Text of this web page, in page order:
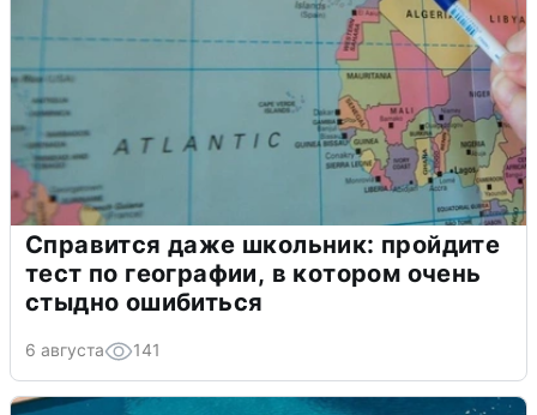
Справится даже школьник: пройдите
тест по географии, в котором очень
стыдно ошибиться
6 августа 141